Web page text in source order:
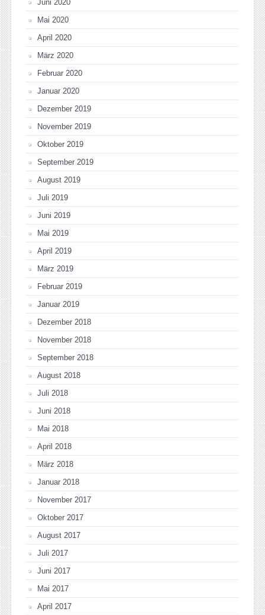
Juni 2020
Mai 2020
April 2020
März 2020
Februar 2020
Januar 2020
Dezember 2019
November 2019
Oktober 2019
September 2019
August 2019
Juli 2019
Juni 2019
Mai 2019
April 2019
März 2019
Februar 2019
Januar 2019
Dezember 2018
November 2018
September 2018
August 2018
Juli 2018
Juni 2018
Mai 2018
April 2018
März 2018
Januar 2018
November 2017
Oktober 2017
August 2017
Juli 2017
Juni 2017
Mai 2017
April 2017